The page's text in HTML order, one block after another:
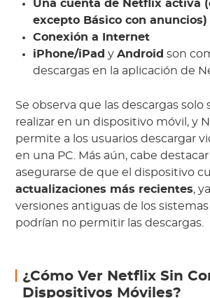
Una cuenta de Netflix activa
excepto Básico con anuncios)
Conexión a Internet
iPhone/iPad yAndroid son
descargas en la aplicación de
Se observa que las descargas solo
realizar en un dispositivo móvil, y
permite a los usuarios descargar
en una PC. Más aún, cabe
asegurarse de que el dispositivo
actualizaciones más recientes,
versiones antiguas de los
podrían no permitir las descargas.
¿Cómo Ver Netflix Sin
Dispositivos Móviles?